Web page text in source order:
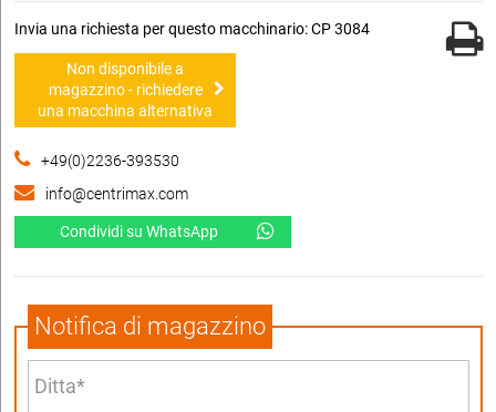
Invia una richiesta per questo macchinario: CP 3084
Non disponibile a
magazzino - richiedere
una macchina alternativa
+49(0)2236-393530
info@centrimax.com
Condividi su WhatsApp
Notifica di magazzino